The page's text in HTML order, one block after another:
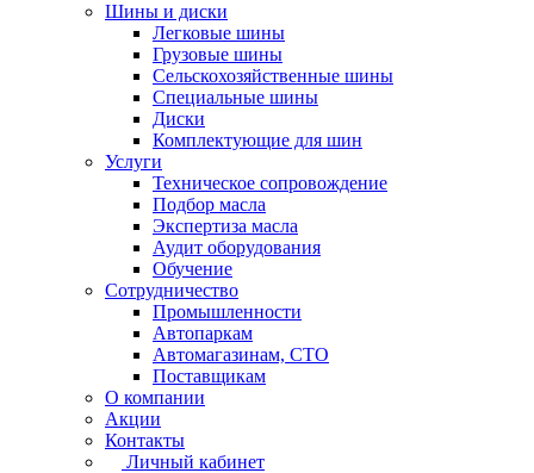
Шины и диски
Легковые шины
Грузовые шины
Сельскохозяйственные шины
Специальные шины
Диски
Комплектующие для шин
Услуги
Техническое сопровождение
Подбор масла
Экспертиза масла
Аудит оборудования
Обучение
Сотрудничество
Промышленности
Автопаркам
Автомагазинам, СТО
Поставщикам
О компании
Акции
Контакты
Личный кабинет